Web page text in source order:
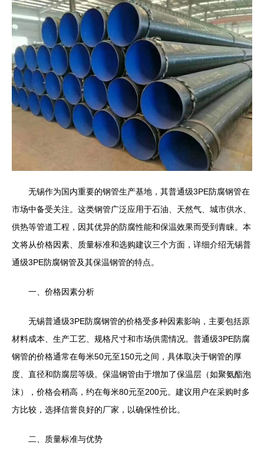
无锡作为国内重要的钢管生产基地，其普通级3PE防腐钢管在
市场中备受关注。这类钢管广泛应用于石油、天然气、城市供水、
供热等管道工程，因其优异的防腐性能和保温效果而受到青睐。本
文将从价格因素、质量标准和选购建议三个方面，详细介绍无锡普
通级3PE防腐钢管及其保温钢管的特点。
一、价格因素分析
无锡普通级3PE防腐钢管的价格受多种因素影响，主要包括原
材料成本、生产工艺、规格尺寸和市场供需情况。普通级3PE防腐
钢管的价格通常在每米50元至150元之间，具体取决于钢管的厚
度、直径和防腐层等级。保温钢管由于增加了保温层（如聚氨酯泡
沫），价格会稍高，约在每米80元至200元。建议用户在采购时多
方比较，选择信誉良好的厂家，以确保性价比。
二、质量标准与优势